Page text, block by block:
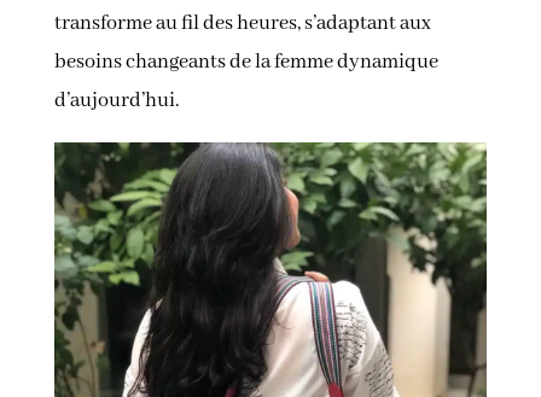
transforme au fil des heures, s’adaptant aux
besoins changeants de la femme dynamique
d’aujourd’hui.